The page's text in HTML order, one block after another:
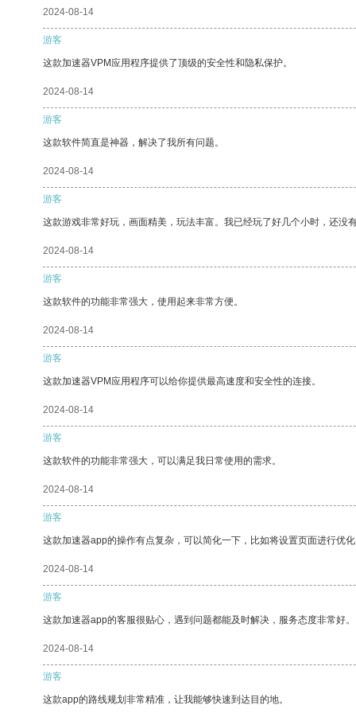
2024-08-14
游客
这款加速器VPM应用程序提供了顶级的安全性和隐私保护。
2024-08-14
游客
这款软件简直是神器，解决了我所有问题。
2024-08-14
游客
这款游戏非常好玩，画面精美，玩法丰富。我已经玩了好几个小时，还没
2024-08-14
游客
这款软件的功能非常强大，使用起来非常方便。
2024-08-14
游客
这款加速器VPM应用程序可以给你提供最高速度和安全性的连接。
2024-08-14
游客
这款软件的功能非常强大，可以满足我日常使用的需求。
2024-08-14
游客
这款加速器app的操作有点复杂，可以简化一下，比如将设置页面进行优
2024-08-14
游客
这款加速器app的客服很贴心，遇到问题都能及时解决，服务态度非常好。
2024-08-14
游客
这款app的路线规划非常精准，让我能够快速到达目的地。